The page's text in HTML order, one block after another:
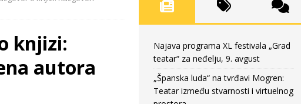
kao traganje za onim što ne možemo do kraja da dokučimo
za petak, 7. avgust
za neđelju, 9. avgust
knjizi:
autora
Najava programa XL festivala „Grad
teatar“ za neđelju, 9. avgust
„Španska luda“ na tvrđavi Mogren:
Teatar između stvarnosti i virtuelnog